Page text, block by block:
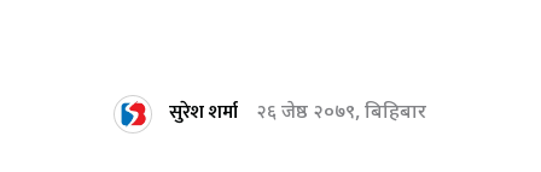
सुरेश शर्मा २६ जेष्ठ २०७९, बिहिबार